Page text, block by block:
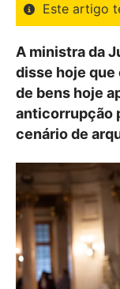
Este artigo
A ministra da
disse hoje que
de bens hoje
anticorrupção
cenário de